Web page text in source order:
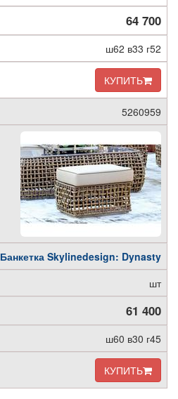
64 700
ш62 в33 г52
КУПИТЬ
5260959
Банкетка Skylinedesign: Dynasty
шт
61 400
ш60 в30 г45
КУПИТЬ